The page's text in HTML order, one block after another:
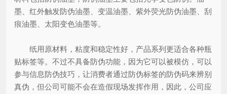
墨、红外触发防伪油墨、变温油墨、紫外荧光防伪油墨、刮
痕油墨、太阳变色油墨等。
纸用原材料，粘度和稳定性好，产品系列更适合各种瓶
贴标签等。不过不具备防伪功能，因为它可以被模仿，可以
参与信息防伪技巧，让消费者通过防伪标签的防伪码来辨别
真伪，但公司可能不会在造假现场发挥作用，因此，公司应